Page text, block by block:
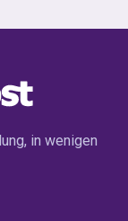
in wenigen